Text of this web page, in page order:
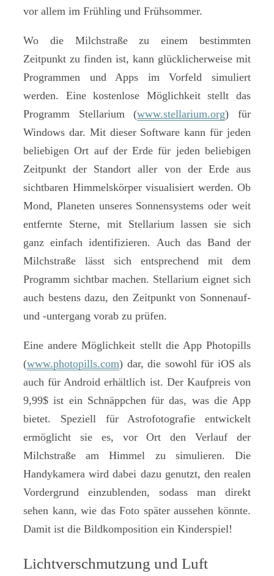
vor allem im Frühling und Frühsommer.
Wo die Milchstraße zu einem bestimmten
Zeitpunkt zu finden ist, kann glücklicherweise mit
Programmen und Apps im Vorfeld simuliert
werden. Eine kostenlose Möglichkeit stellt das
Programm Stellarium (www.stellarium.org) für
Windows dar. Mit dieser Software kann für jeden
beliebigen Ort auf der Erde für jeden beliebigen
Zeitpunkt der Standort aller von der Erde aus
sichtbaren Himmelskörper visualisiert werden. Ob
Mond, Planeten unseres Sonnensystems oder weit
entfernte Sterne, mit Stellarium lassen sie sich
ganz einfach identifizieren. Auch das Band der
Milchstraße lässt sich entsprechend mit dem
Programm sichtbar machen. Stellarium eignet sich
auch bestens dazu, den Zeitpunkt von Sonnenauf-
und -untergang vorab zu prüfen.
Eine andere Möglichkeit stellt die App Photopills
(www.photopills.com) dar, die sowohl für iOS als
auch für Android erhältlich ist. Der Kaufpreis von
9,99$ ist ein Schnäppchen für das, was die App
bietet. Speziell für Astrofotografie entwickelt
ermöglicht sie es, vor Ort den Verlauf der
Milchstraße am Himmel zu simulieren. Die
Handykamera wird dabei dazu genutzt, den realen
Vordergrund einzublenden, sodass man direkt
sehen kann, wie das Foto später aussehen könnte.
Damit ist die Bildkomposition ein Kinderspiel!
Lichtverschmutzung und Luft